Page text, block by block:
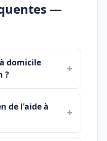
—
domicile
?
de l'aide à